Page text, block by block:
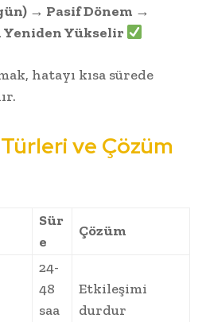
→ Pasif Dönem →
Yeniden Yükselir
hatayı kısa sürede
ve Çözüm
Sür
e
Çözüm
24-
48
saa
Etkileşimi
durdur